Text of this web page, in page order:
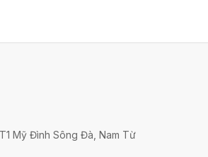
Mỹ Đình Sông Đà, Nam Từ